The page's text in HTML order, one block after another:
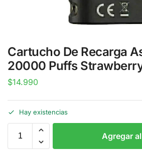
Cartucho De Recarga
20000 Puffs
$14.990
Hay existencias
Agregar